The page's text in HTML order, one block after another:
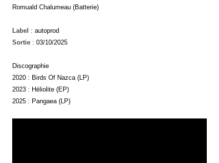
Romuald Chalumeau (Batterie)
Label : autoprod
Sortie : 03/10/2025
Discographie
2020 : Birds Of Nazca (LP)
2023 : Héliolite (EP)
2025 : Pangaea (LP)